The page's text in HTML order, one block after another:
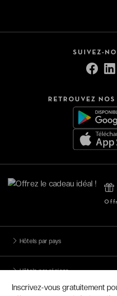
SUIVEZ-
RETROUVEZ
Hôtels par pays
Hôtels par régions
Inscrivez-vous gratuitement